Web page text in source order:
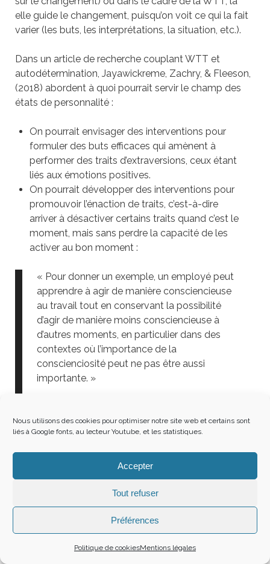
Nous utilisons des cookies pour optimiser notre site web et certains sont
liés à Google fonts, au lecteur Youtube, et les statistiques.
Accepter
Tout refuser
Préférences
Politique de cookiesMentions légales
elle guide le changement, puisqu’on voit ce qui la fait
varier (les buts, les interprétations, la situation, etc.).
Dans un article de recherche couplant WTT et
autodétermination, Jayawickreme, Zachry, & Fleeson,
(2018) abordent à quoi pourrait servir le champ des
états de personnalité :
On pourrait envisager des interventions pour
formuler des buts efficaces qui amènent à
performer des traits d’extraversions, ceux étant
liés aux émotions positives.
On pourrait développer des interventions pour
promouvoir l’énaction de traits, c’est-à-dire
arriver à désactiver certains traits quand c’est le
moment, mais sans perdre la capacité de les
activer au bon moment :
« Pour donner un exemple, un employé peut
apprendre à agir de manière consciencieuse
au travail tout en conservant la possibilité
d’agir de manière moins consciencieuse à
d’autres moments, en particulier dans des
contextes où l’importance de la
conscienciosité peut ne pas être aussi
importante. »
Cela pourrait permettre d’aider à la croissance
post-traumatique (des événements hautement
négatifs peuvent être surmontés et servir de
tremplin à une croissance psychologique –
c’est approximativement le « ce qui ne me tue
pas me rend plus fort » de Nietzsche). Cette
croissance post-traumatique est associée à
l’agréabilité (Jayawickreme & Blackie, 2014)